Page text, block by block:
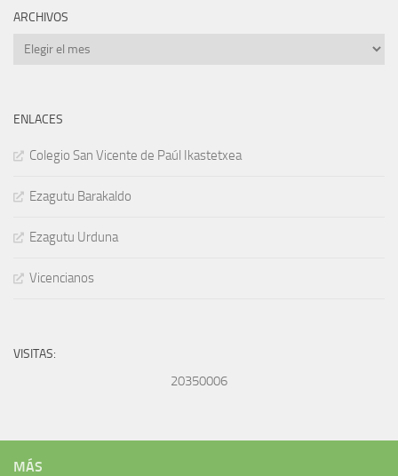
ARCHIVOS
Archivos
ENLACES
Colegio San Vicente de Paúl Ikastetxea
Ezagutu Barakaldo
Ezagutu Urduna
Vicencianos
VISITAS:
20350006
MÁS